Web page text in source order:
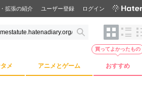
拡張の紹介 ユーザー登録 ログイン
メ アニメとゲーム おすすめ
買ってよかったもの